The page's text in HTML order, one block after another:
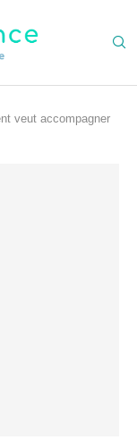
veut accompagner